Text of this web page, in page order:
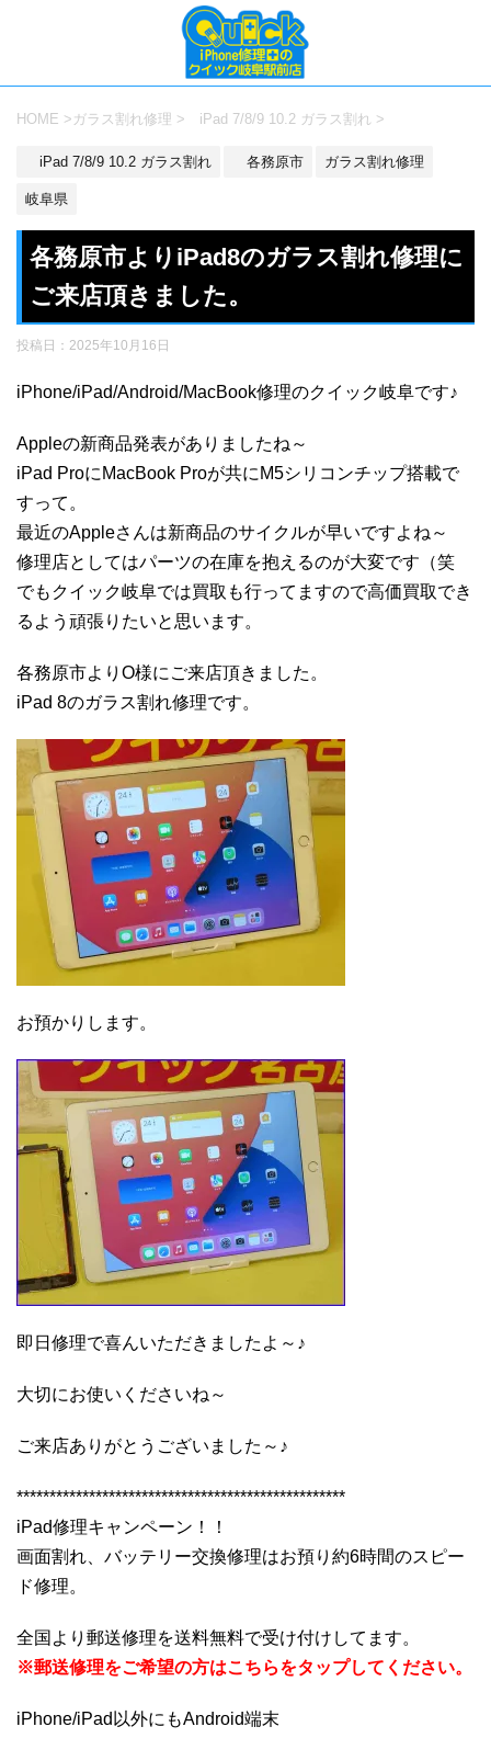
HOME > ガラス割れ修理 > iPad 7/8/9 10.2 ガラス割れ >
iPad 7/8/9 10.2 ガラス割れ 各務原市 ガラス割れ修理
岐阜県
各務原市よりiPad8のガラス割れ修理に
ご来店頂きました。
投稿日： 2025年10月16日
iPhone/iPad/Android/MacBook修理のクイック岐阜です♪
Appleの新商品発表がありましたね～
iPad ProにMacBook Proが共にM5シリコンチップ搭載で
すって。
最近のAppleさんは新商品のサイクルが早いですよね～
修理店としてはパーツの在庫を抱えるのが大変です（笑
でもクイック岐阜では買取も行ってますので高価買取でき
るよう頑張りたいと思います。
各務原市よりO様にご来店頂きました。
iPad 8のガラス割れ修理です。
お預かりします。
即日修理で喜んいただきましたよ～♪
大切にお使いくださいね～
ご来店ありがとうございました～♪
**************************************************
iPad修理キャンペーン！！
画面割れ、バッテリー交換修理はお預り約6時間のスピー
ド修理。
全国より郵送修理を送料無料で受け付けしてます。
※郵送修理をご希望の方はこちらをタップしてください。
iPhone/iPad以外にもAndroid端末